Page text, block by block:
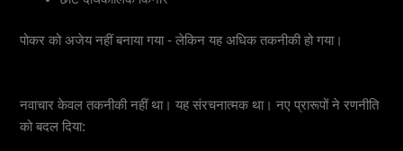
पोकर को अजेय नहीं बनाया गया - लेकिन यह अधिक तकनीकी हो गया।
नवाचार केवल तकनीकी नहीं था। यह संरचनात्मक था। नए प्रारूपों ने रणनीति
को बदल दिया: